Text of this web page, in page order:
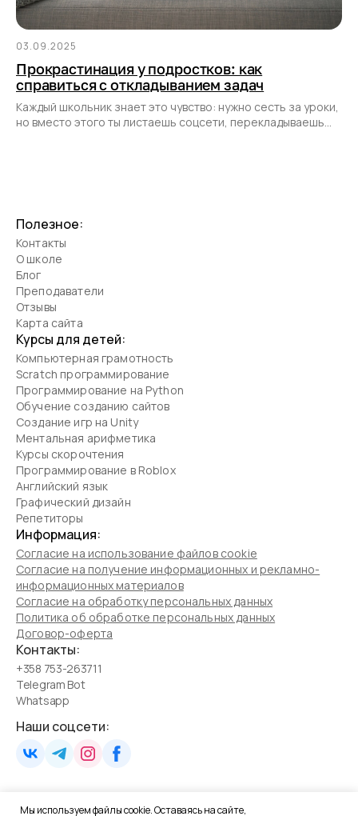
03.09.2025
Прокрастинация у подростков: как
справиться с откладыванием задач
Каждый школьник знает это чувство: нужно сесть за уроки,
но вместо этого ты листаешь соцсети, перекладываешь
Полезное:
Контакты
О школе
Блог
Преподаватели
Отзывы
Карта сайта
Курсы для детей:
Компьютерная грамотность
Scratch программирование
Программирование на Python
Обучение созданию сайтов
Создание игр на Unity
Ментальная арифметика
Курсы скорочтения
Программирование в Roblox
Английский язык
Графический дизайн
Репетиторы
Информация:
Согласие на использование файлов cookie
Согласие на получение информационных и рекламно-
информационных материалов
Согласие на обработку персональных данных
Политика об обработке персональных данных
Договор-оферта
Контакты:
+358 753-263711
Telegram Bot
Whatsapp
Наши соцсети:
Мы используем файлы cookie. Оставаясь на сайте,